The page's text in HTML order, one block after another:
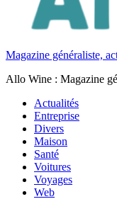
Magazine généraliste,
Allo Wine : Magazine
Actualités
Entreprise
Divers
Maison
Santé
Voitures
Voyages
Web